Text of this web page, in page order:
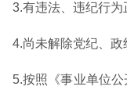
3.有违法、违纪行为
4.尚未解除党纪、政
5.按照《事业单位